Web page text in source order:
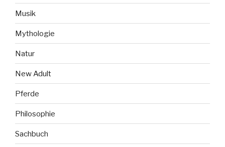
Musik
Mythologie
Natur
New Adult
Pferde
Philosophie
Sachbuch